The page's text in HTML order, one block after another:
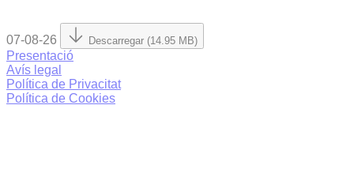
07-08-26 Descarregar (14.95 MB)
Presentació
Avís legal
Política de Privacitat
Política de Cookies